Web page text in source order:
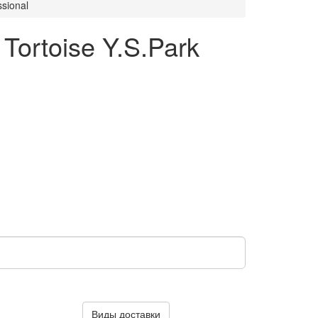
Y.S.Park
Виды доставки